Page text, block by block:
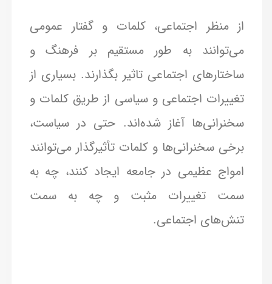
از منظر اجتماعی، کلمات و گفتار عمومی
می‌توانند به طور مستقیم بر فرهنگ و
ساختارهای اجتماعی تاثیر بگذارند. بسیاری از
تغییرات اجتماعی و سیاسی از طریق کلمات و
سخنرانی‌ها آغاز شده‌اند. حتی در سیاست،
برخی سخنرانی‌ها و کلمات تأثیرگذار می‌توانند
امواج عظیمی در جامعه ایجاد کنند، چه به
سمت تغییرات مثبت و چه به سمت
تنش‌های اجتماعی.